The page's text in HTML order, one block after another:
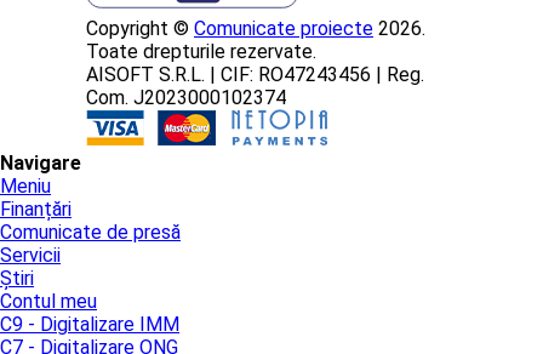
Copyright © Comunicate proiecte 2026.
Toate drepturile rezervate.
AISOFT S.R.L. | CIF: RO47243456 | Reg.
Com. J2023000102374
Navigare
Meniu
Finanțări
Comunicate de presă
Servicii
Știri
Contul meu
C9 - Digitalizare IMM
C7 - Digitalizare ONG